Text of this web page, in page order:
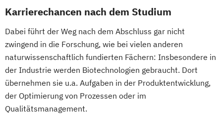
Operations Management
Kommunikation
Prozessmanagement und Business
Intelligence
Robotic Systems Engineering
Sichere Informationssysteme
Smart Engineering
Karrierechancen nach dem Studium
Dabei führt der Weg nach dem Abschluss gar nicht
zwingend in die Forschung, wie bei vielen anderen
naturwissenschaftlich fundierten Fächern: Insbesondere in
der Industrie werden Biotechnologien gebraucht. Dort
übernehmen sie u.a. Aufgaben in der Produktentwicklung,
der Optimierung von Prozessen oder im
Qualitätsmanagement.